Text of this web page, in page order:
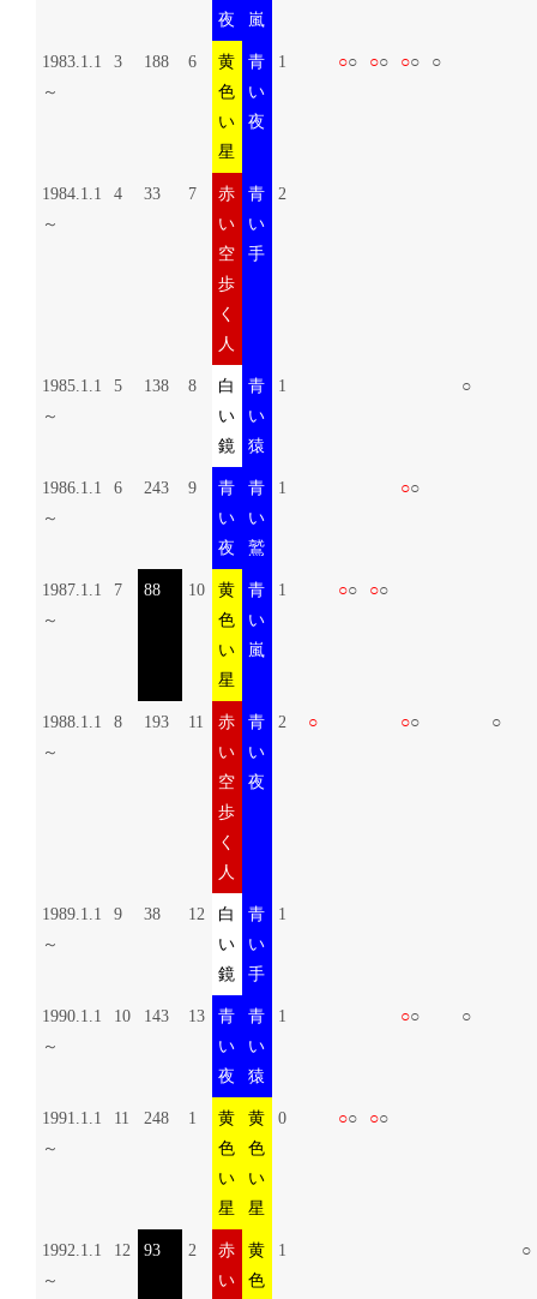
夜
嵐
1983.1.1
～
3 188 6
黄
色
い
星
青
い
夜
1 ○○ ○○ ○○ ○
1984.1.1
～
4 33 7
赤
い
空
歩
く
人
青
い
手
2
1985.1.1
～
5 138 8
白
い
鏡
青
い
猿
1 ○
1986.1.1
～
6 243 9
青
い
夜
青
い
鷲
1 ○○
1987.1.1
～
7 88 10
黄
色
い
星
青
い
嵐
1 ○○ ○○
1988.1.1
～
8 193 11
赤
い
空
歩
く
人
青
い
夜
2 ○ ○○ ○
1989.1.1
～
9 38 12
白
い
鏡
青
い
手
1
1990.1.1
～
10 143 13
青
い
夜
青
い
猿
1 ○○ ○
1991.1.1
～
11 248 1
黄
色
い
星
黄
色
い
星
0 ○○ ○○
1992.1.1
～
12 93 2
赤
い
黄
色
1 ○